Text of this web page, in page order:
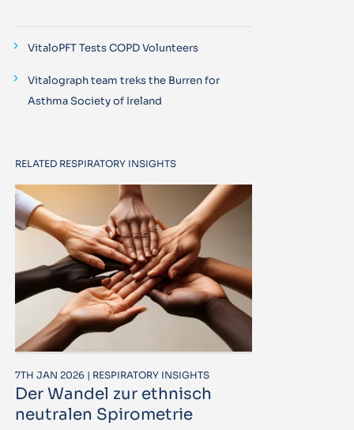
VitaloPFT Tests COPD Volunteers
Vitalograph team treks the Burren for
Asthma Society of Ireland
RELATED RESPIRATORY INSIGHTS
7TH JAN 2026 | RESPIRATORY INSIGHTS
Der Wandel zur ethnisch
neutralen Spirometrie